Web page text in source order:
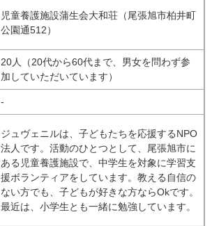
児童養護施設蒲生会大和荘（尾張旭市柏井町
公園通512）
20人（20代から60代まで、男女を問わず参
加していただいています）
-
ジュヴェニルは、子どもたちを応援するNPO
法人です。活動のひとつとして、尾張旭市に
ある児童養護施設で、中学生を対象に学習支
援ボランティアをしています。教える自信の
ない方でも、子どもが好きな方ならOkです。
最近は、小学生とも一緒に勉強しています。